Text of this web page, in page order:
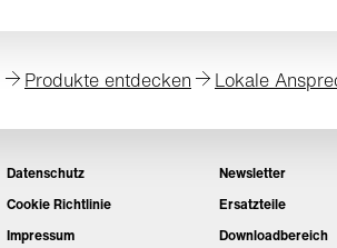
Produkte entdecken Lokale
Datenschutz
Cookie Richtlinie
Impressum
Newsletter
Ersatzteile
Downloadbereich